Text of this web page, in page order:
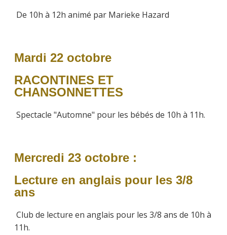
De 10h à 12h animé par Marieke Hazard
Mardi 22 octobre
RACONTINES ET
CHANSONNETTES
Spectacle "Automne" pour les bébés de 10h à 11h.
Mercredi 23 octobre :
Lecture en anglais pour les 3/8
ans
Club de lecture en anglais pour les 3/8 ans de 10h à
11h.